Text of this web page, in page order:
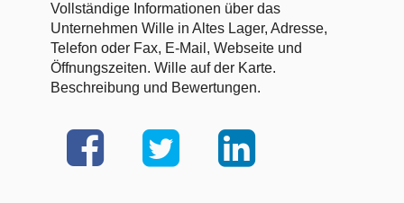
Vollständige Informationen über das
Unternehmen Wille in Altes Lager, Adresse,
Telefon oder Fax, E-Mail, Webseite und
Öffnungszeiten. Wille auf der Karte.
Beschreibung und Bewertungen.